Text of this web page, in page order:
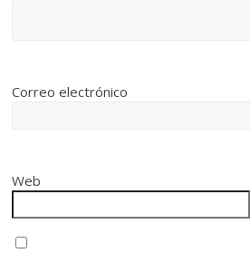
Correo electrónico
Web